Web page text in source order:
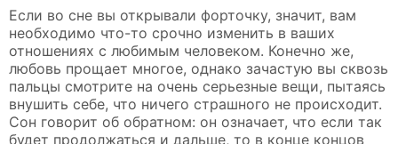
Если во сне вы открывали форточку, значит, вам
необходимо что-то срочно изменить в ваших
отношениях с любимым человеком. Конечно же,
любовь прощает многое, однако зачастую вы сквозь
пальцы смотрите на очень серьезные вещи, пытаясь
внушить себе, что ничего страшного не происходит.
Сон говорит об обратном: он означает, что если так
будет продолжаться и дальше, то в конце концов